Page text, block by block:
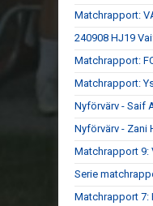
Matchrapport:
240908 HJ19
Matchrapport:
Matchrapport:
Nyförvärv - Saif
Nyförvärv - Zani
Matchrapport 9:
Serie
Matchrapport 7: